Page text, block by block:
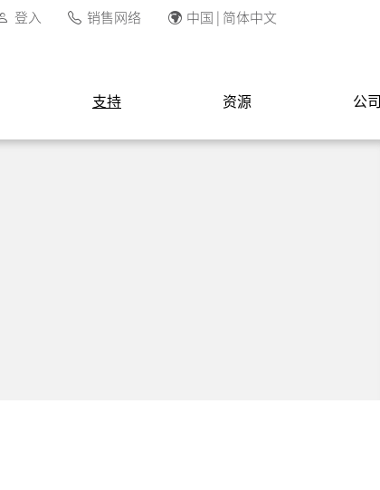
登入 销售网络 中国 | 简体中文
支持 资源 公